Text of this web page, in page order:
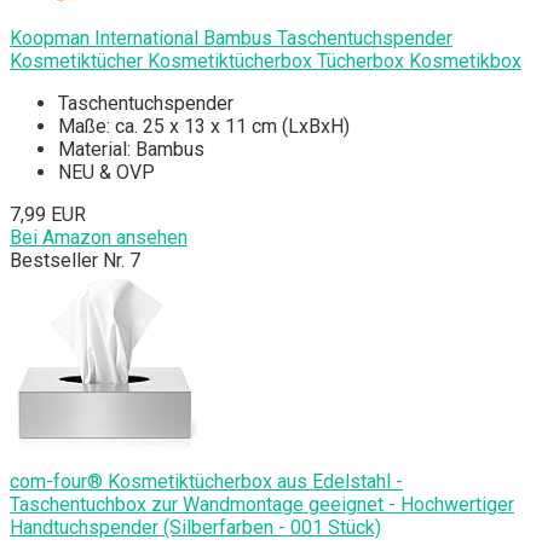
Koopman International Bambus Taschentuchspender
Kosmetiktücher Kosmetiktücherbox Tücherbox Kosmetikbox
Taschentuchspender
Maße: ca. 25 x 13 x 11 cm (LxBxH)
Material: Bambus
NEU & OVP
7,99 EUR
Bei Amazon ansehen
Bestseller Nr. 7
com-four® Kosmetiktücherbox aus Edelstahl -
Taschentuchbox zur Wandmontage geeignet - Hochwertiger
Handtuchspender (Silberfarben - 001 Stück)